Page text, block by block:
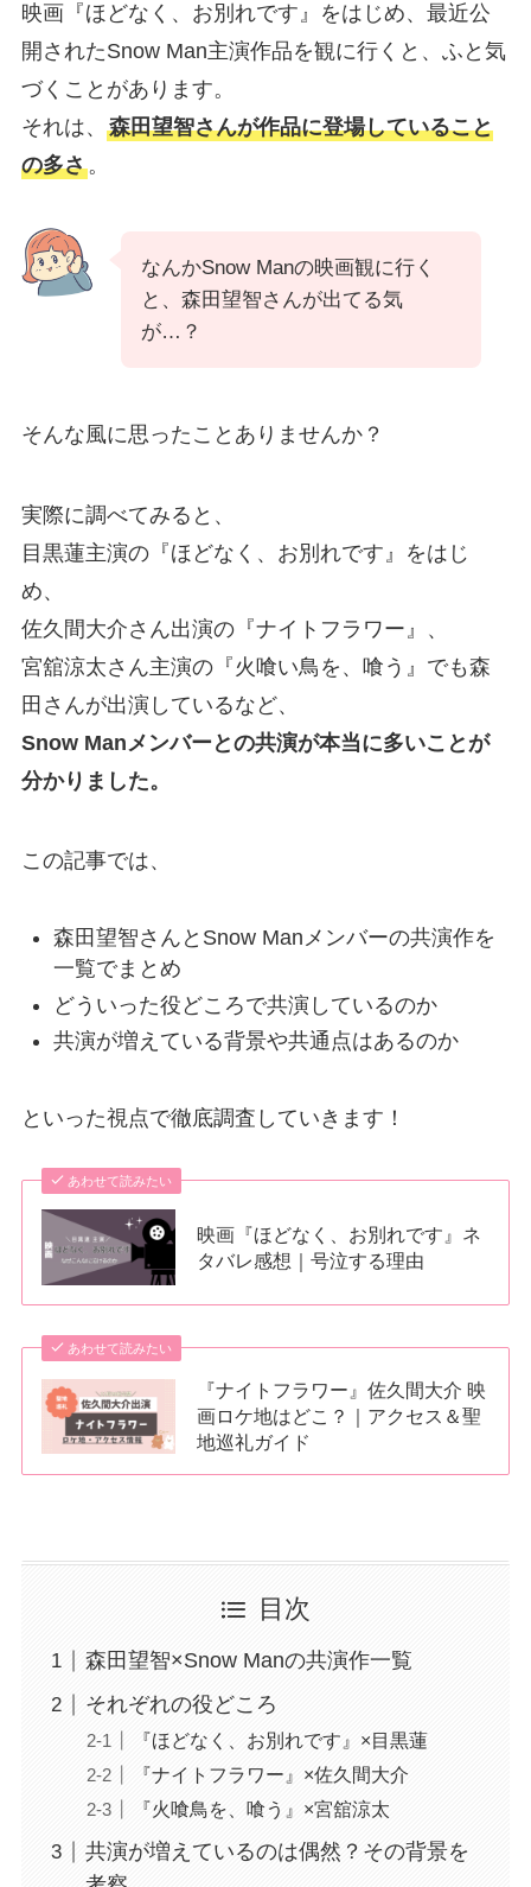
映画『ほどなく、お別れです』をはじめ、最近公
開されたSnow Man主演作品を観に行くと、ふと気
づくことがあります。
それは、 森田望智さんが作品に登場していること
の多さ。
なんかSnow Manの映画観に行く
と、森田望智さんが出てる気
が…？
そんな風に思ったことありませんか？
実際に調べてみると、
目黒蓮主演の『ほどなく、お別れです』をはじ
め、
佐久間大介さん出演の『ナイトフラワー』、
宮舘涼太さん主演の『火喰い鳥を、喰う』でも森
田さんが出演しているなど、
Snow Manメンバーとの共演が本当に多いことが
分かりました。
この記事では、
森田望智さんとSnow Manメンバーの共演作を
一覧でまとめ
どういった役どころで共演しているのか
共演が増えている背景や共通点はあるのか
といった視点で徹底調査していきます！
あわせて読みたい
映画『ほどなく、お別れです』ネ
タバレ感想｜号泣する理由
あわせて読みたい
『ナイトフラワー』佐久間大介 映
画ロケ地はどこ？｜アクセス＆聖
地巡礼ガイド
目次
森田望智×Snow Manの共演作一覧
それぞれの役どころ
『ほどなく、お別れです』×目黒蓮
『ナイトフラワー』×佐久間大介
『火喰鳥を、喰う』×宮舘涼太
共演が増えているのは偶然？その背景を